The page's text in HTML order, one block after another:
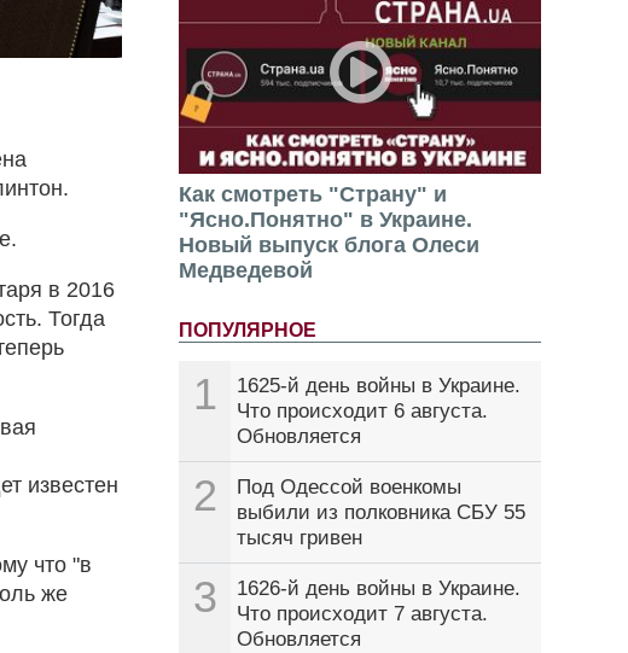
Как смотреть "Страну" и
"Ясно.Понятно" в Украине.
Новый выпуск блога Олеси
Медведевой
ПОПУЛЯРНОЕ
1
1625-й день войны в Украине.
Что происходит 6 августа.
Обновляется
2
Под Одессой военкомы
выбили из полковника СБУ 55
тысяч гривен
3
1626-й день войны в Украине.
Что происходит 7 августа.
Обновляется
в 2016
Тогда
известен
что "в
же